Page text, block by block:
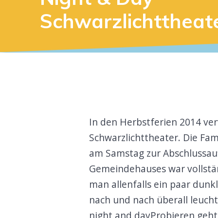
In den Herbstferien 2014
Schwarzlichttheater. Die
am Samstag zur
Gemeindehauses war
man allenfalls ein paar
nach und nach überall
night and dayProbieren